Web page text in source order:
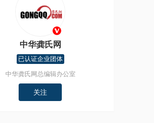
中华龚氏网
已认证企业团体
中华龚氏网总编辑办公室
关注